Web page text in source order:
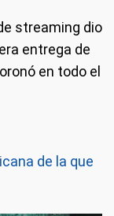
streaming dio
entrega de
en todo el
de la que